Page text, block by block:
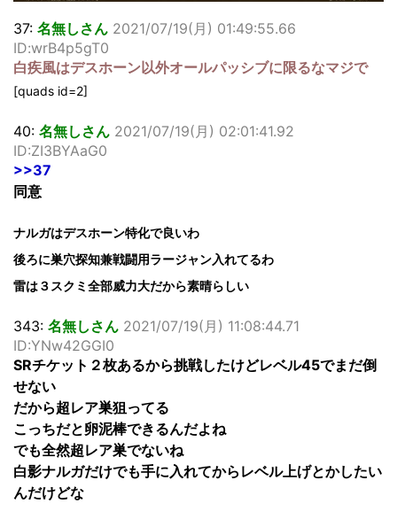
37: 名無しさん 2021/07/19(月) 01:49:55.66
ID:wrB4p5gT0
白疾風はデスホーン以外オールパッシブに限るなマジで
[quads id=2]
40: 名無しさん 2021/07/19(月) 02:01:41.92
ID:ZI3BYAaG0
>>37
同意
ナルガはデスホーン特化で良いわ
後ろに巣穴探知兼戦闘用ラージャン入れてるわ
雷は３スクミ全部威力大だから素晴らしい
343: 名無しさん 2021/07/19(月) 11:08:44.71
ID:YNw42GGI0
SRチケット２枚あるから挑戦したけどレベル45でまだ倒
せない
だから超レア巣狙ってる
こっちだと卵泥棒できるんだよね
でも全然超レア巣でないね
白影ナルガだけでも手に入れてからレベル上げとかしたい
んだけどな